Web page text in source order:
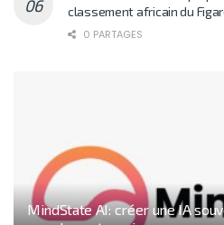
classement africain du
0 PARTAGES
MindState AI: créer une IA